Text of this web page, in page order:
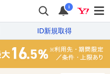
i
ID新規取得